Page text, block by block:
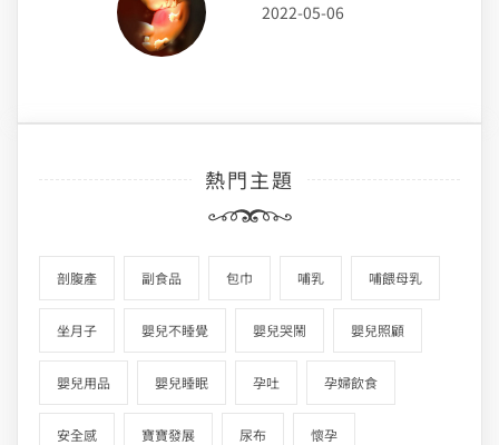
2022-05-06
熱門主題
剖腹產 副食品 包巾 哺乳 哺餵母乳
坐月子 嬰兒不睡覺 嬰兒哭鬧 嬰兒照顧
嬰兒用品 嬰兒睡眠 孕吐 孕婦飲食
安全感 寶寶發展 尿布 懷孕